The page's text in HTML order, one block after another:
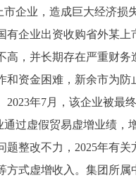
企业，造成巨大经济损
有企业出资收购省外某
高，并长期存在严重财
和资金困难，新余市为
2023年7月，该企业被最
过虚假贸易虚增业绩
题整改不力，2025年有
方式虚增收入。集团所